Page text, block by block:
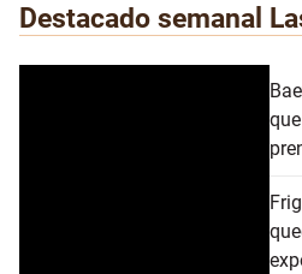
Destacado semanal